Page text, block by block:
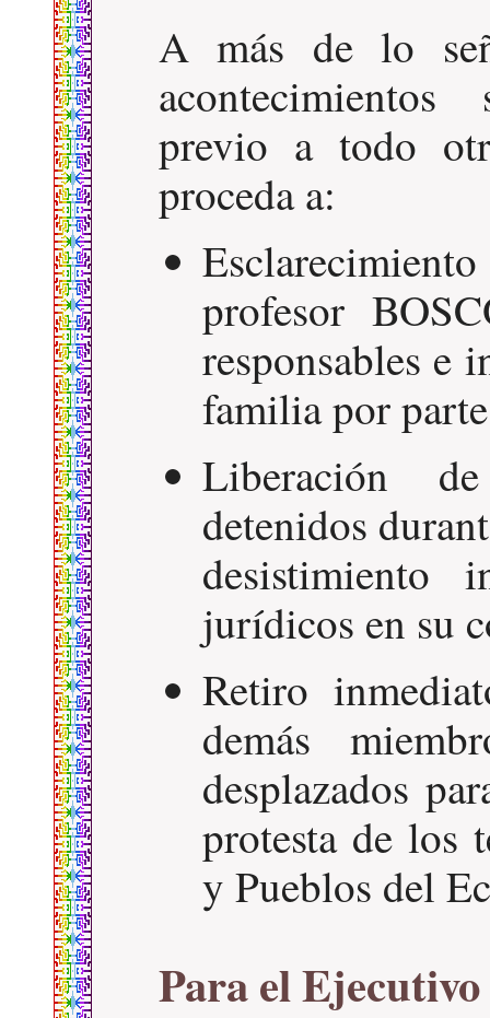
A más de lo
previo a todo
proceda a:
profesor
responsables e
familia por
Liberación
detenidos
desistimiento
jurídicos en su
Retiro
demás
desplazados
protesta de los
y Pueblos del
Para el Ejecutivo